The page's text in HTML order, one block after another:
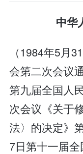
中华
（1984年5月
会第二次会议
第九届全国人
次会议《关于
法〉的决定》
7日第十一届